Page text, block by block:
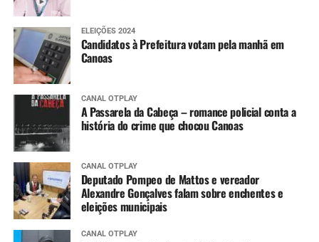
ELEIÇÕES 2024
Candidatos à Prefeitura votam pela manhã em
Canoas
CANAL OTPLAY
A Passarela da Cabeça – romance policial conta a
história do crime que chocou Canoas
CANAL OTPLAY
Deputado Pompeo de Mattos e vereador
Alexandre Gonçalves falam sobre enchentes e
eleições municipais
CANAL OTPLAY